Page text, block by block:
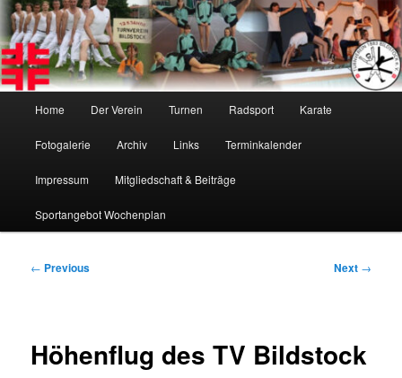
Home Der Verein Turnen Radsport Karate
Fotogalerie Archiv Links Terminkalender
Impressum Mitgliedschaft & Beiträge
Sportangebot Wochenplan
Post
← Previous Next →
Höhenflug des TV Bildstock